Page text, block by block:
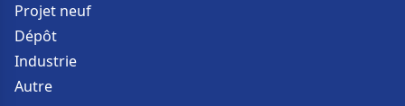
Projet neuf
Dépôt
Industrie
Autre